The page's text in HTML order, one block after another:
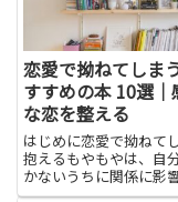
恋愛で拗ねてしま
すすめの本 10選｜
な恋を整える
はじめに恋愛で拗ねて
抱えるもやもやは、自
かないうちに関係に影
ちです。拗ねる行動の